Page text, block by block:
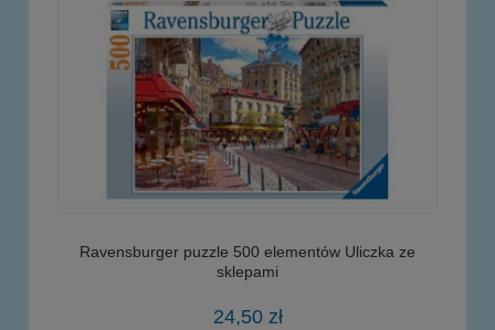
Ravensburger puzzle 500 elementów Uliczka ze
sklepami
24,50 zł